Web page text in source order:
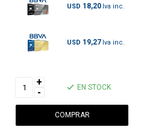
USD 18,20
USD 19,27
+
-
EN STOCK